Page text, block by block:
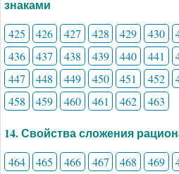
знаками
425 426 427 428 429 430
436
437 438 439 440 441
447
448 449 450 451 452
458
459 460 461 462 463
14. Свойства сложения
464 465 466 467 468 469